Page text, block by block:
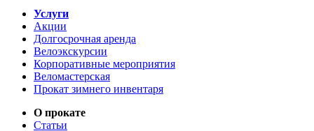
Услуги
Акции
Долгосрочная аренда
Велоэкскурсии
Корпоративные мероприятия
Веломастерская
Прокат зимнего инвентаря
О прокате
Статьи